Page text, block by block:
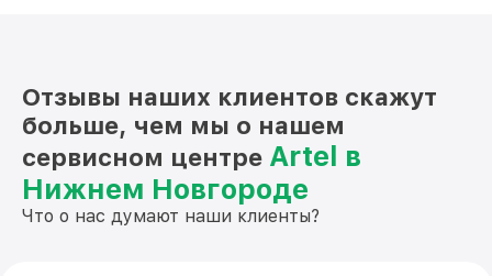
Отзывы наших клиентов скажут
больше, чем мы о нашем
сервисном центре Artel в
Нижнем Новгороде
Что о нас думают наши клиенты?